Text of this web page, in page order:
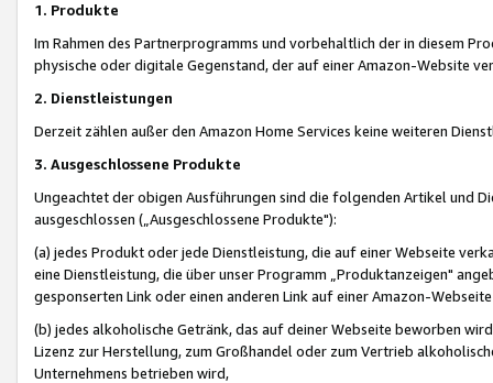
1. Produkte
Im Rahmen des Partnerprogramms und vorbehaltlich der in diesem
physische oder digitale Gegenstand, der auf einer Amazon-Website
2. Dienstleistungen
Derzeit zählen außer den Amazon Home Services keine weiteren
3. Ausgeschlossene Produkte
Ungeachtet der obigen Ausführungen sind die folgenden Artikel und
ausgeschlossen („Ausgeschlossene Produkte"):
(a) jedes Produkt oder jede Dienstleistung, die auf einer Webseite
eine Dienstleistung, die über unser Programm „Produktanzeigen"
gesponserten Link oder einen anderen Link auf einer Amazon-
(b) jedes alkoholische Getränk, das auf deiner Webseite beworben
Lizenz zur Herstellung, zum Großhandel oder zum Vertrieb
Unternehmens betrieben wird,